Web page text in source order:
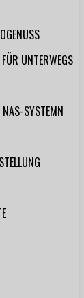
UNTERWEGS
SYSTEMN